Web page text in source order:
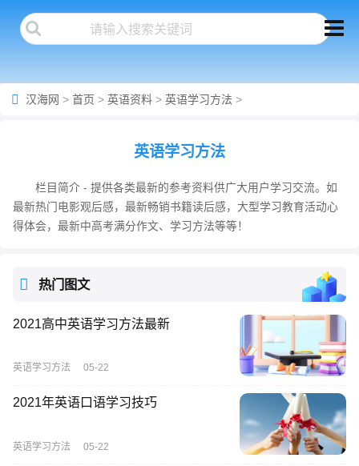
汉海网 > 首页 > 英语资料 > 英语学习方法 >
英语学习方法
栏目简介 - 提供各类最新的参考资料供广大用户学习交流。如
最新热门电影观后感，最新畅销书籍读后感，大型学习教育活动心
得体会，最新中高考满分作文、学习方法等等！
热门图文
2021高中英语学习方法最新
英语学习方法 05-22
2021年英语口语学习技巧
英语学习方法 05-22